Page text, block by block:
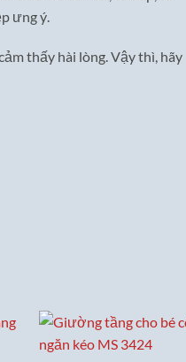
ưng ý.
thấy hài lòng. Vậy thì, hãy